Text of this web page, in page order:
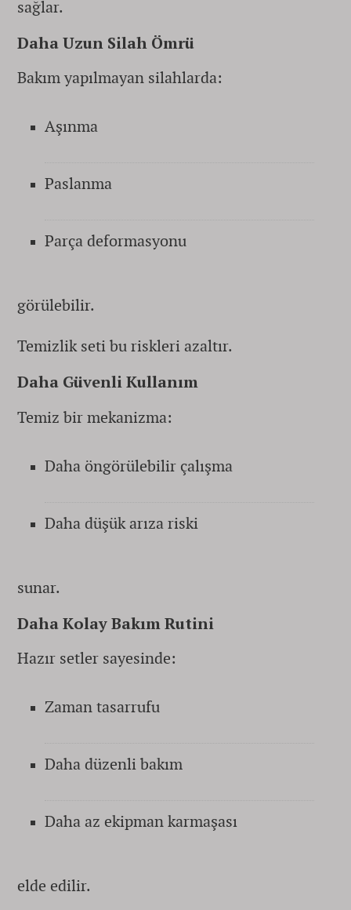
sağlar.
Daha Uzun Silah Ömrü
Bakım yapılmayan silahlarda:
Aşınma
Paslanma
Parça deformasyonu
görülebilir.
Temizlik seti bu riskleri azaltır.
Daha Güvenli Kullanım
Temiz bir mekanizma:
Daha öngörülebilir çalışma
Daha düşük arıza riski
sunar.
Daha Kolay Bakım Rutini
Hazır setler sayesinde:
Zaman tasarrufu
Daha düzenli bakım
Daha az ekipman karmaşası
elde edilir.